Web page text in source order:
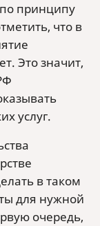
принципу
что в
Это значит,
услуг.
в таком
для нужной
очередь,